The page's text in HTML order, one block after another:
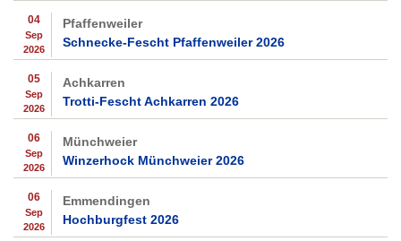
04
Sep
2026
Pfaffenweiler
Schnecke-Fescht Pfaffenweiler 2026
05
Sep
2026
Achkarren
Trotti-Fescht Achkarren 2026
06
Sep
2026
Münchweier
Winzerhock Münchweier 2026
06
Sep
2026
Emmendingen
Hochburgfest 2026